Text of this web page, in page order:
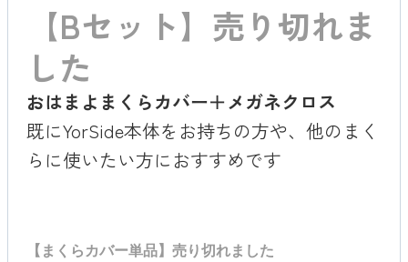
【Bセット】売り切れま
した
おはまよまくらカバー＋メガネクロス
既にYorSide本体をお持ちの方や、他のまく
らに使いたい方におすすめです
【まくらカバー単品】売り切れました